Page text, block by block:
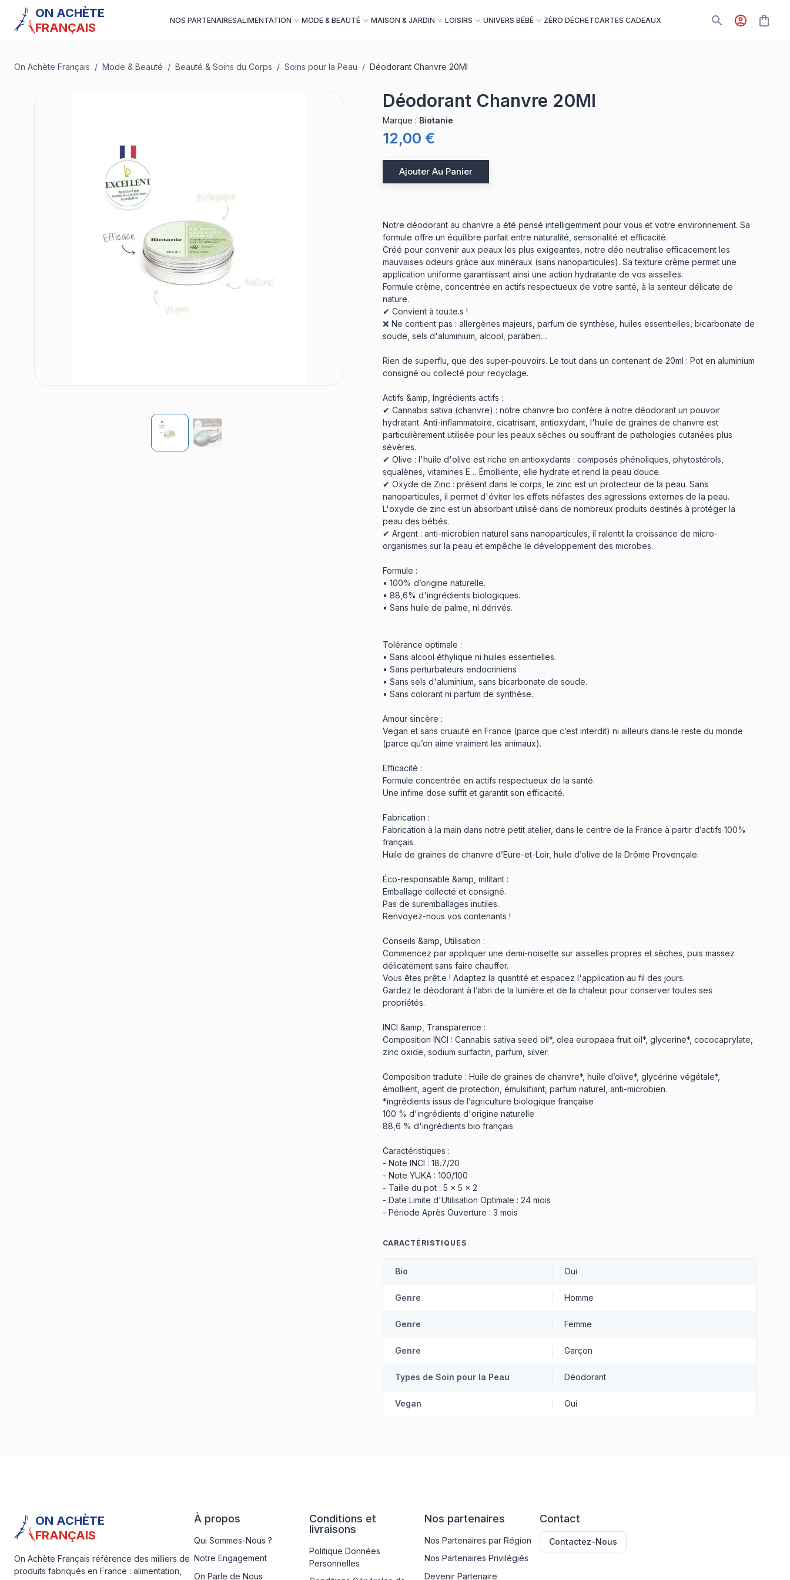
ON ACHÈTE
FRANÇAIS
NOS PARTENAIRESALIMENTATION MODE & BEAUTÉ MAISON & JARDIN LOISIRS UNIVERS BÉBÉ ZÉRO DÉCHETCARTES CADEAUX
On Achète Français / Mode & Beauté / Beauté & Soins du Corps / Soins pour la Peau / Déodorant Chanvre 20Ml
Déodorant Chanvre 20Ml
Marque : Biotanie
12,00 €
Ajouter Au Panier
Notre déodorant au chanvre a été pensé intelligemment pour vous et votre environnement. Sa
formule offre un équilibre parfait entre naturalité, sensorialité et efficacité.
Créé pour convenir aux peaux les plus exigeantes, notre déo neutralise efficacement les
mauvaises odeurs grâce aux minéraux (sans nanoparticules). Sa texture crème permet une
application uniforme garantissant ainsi une action hydratante de vos aisselles.
Formule crème, concentrée en actifs respectueux de votre santé, à la senteur délicate de
nature.
✔ Convient à tou.te.s !
❌ Ne contient pas : allergènes majeurs, parfum de synthèse, huiles essentielles, bicarbonate de
soude, sels d'aluminium, alcool, paraben…
Rien de superflu, que des super-pouvoirs. Le tout dans un contenant de 20ml : Pot en aluminium
consigné ou collecté pour recyclage.
Actifs &amp, Ingrédients actifs :
✔ Cannabis sativa (chanvre) : notre chanvre bio confère à notre déodorant un pouvoir
hydratant. Anti-inflammatoire, cicatrisant, antioxydant, l'huile de graines de chanvre est
particulièrement utilisée pour les peaux sèches ou souffrant de pathologies cutanées plus
sévères.
✔ Olive : l'huile d'olive est riche en antioxydants : composés phénoliques, phytostérols,
squalènes, vitamines E… Émolliente, elle hydrate et rend la peau douce.
✔ Oxyde de Zinc : présent dans le corps, le zinc est un protecteur de la peau. Sans
nanoparticules, il permet d'éviter les effets néfastes des agressions externes de la peau.
L'oxyde de zinc est un absorbant utilisé dans de nombreux produits destinés à protéger la
peau des bébés.
✔ Argent : anti-microbien naturel sans nanoparticules, il ralentit la croissance de micro-
organismes sur la peau et empêche le développement des microbes.
Formule :
• 100% d’origine naturelle.
• 88,6% d'ingrédients biologiques.
• Sans huile de palme, ni dérivés.
Tolérance optimale :
• Sans alcool éthylique ni huiles essentielles.
• Sans perturbateurs endocriniens
• Sans sels d'aluminium, sans bicarbonate de soude.
• Sans colorant ni parfum de synthèse.
Amour sincère :
Vegan et sans cruauté en France (parce que c’est interdit) ni ailleurs dans le reste du monde
(parce qu’on aime vraiment les animaux).
Efficacité :
Formule concentrée en actifs respectueux de la santé.
Une infime dose suffit et garantit son efficacité.
Fabrication :
Fabrication à la main dans notre petit atelier, dans le centre de la France à partir d’actifs 100%
français.
Huile de graines de chanvre d’Eure-et-Loir, huile d’olive de la Drôme Provençale.
Éco-responsable &amp, militant :
Emballage collecté et consigné.
Pas de suremballages inutiles.
Renvoyez-nous vos contenants !
Conseils &amp, Utilisation :
Commencez par appliquer une demi-noisette sur aisselles propres et sèches, puis massez
délicatement sans faire chauffer.
Vous êtes prêt.e ! Adaptez la quantité et espacez l'application au fil des jours.
Gardez le déodorant à l’abri de la lumière et de la chaleur pour conserver toutes ses
propriétés.
INCI &amp, Transparence :
Composition INCI : Cannabis sativa seed oil*, olea europaea fruit oil*, glycerine*, cococaprylate,
zinc oxide, sodium surfactin, parfum, silver.
Composition traduite : Huile de graines de chanvre*, huile d’olive*, glycérine végétale*,
émollient, agent de protection, émulsifiant, parfum naturel, anti-microbien.
*ingrédients issus de l’agriculture biologique française
100 % d'ingrédients d'origine naturelle
88,6 % d'ingrédients bio français
Caractéristiques :
- Note INCI : 18.7/20
- Note YUKA : 100/100
- Taille du pot : 5 x 5 x 2
- Date Limite d'Utilisation Optimale : 24 mois
- Période Après Ouverture : 3 mois
CARACTÉRISTIQUES
Bio Oui
Genre Homme
Genre Femme
Genre Garçon
Types de Soin pour la Peau Déodorant
Vegan Oui
ON ACHÈTE
FRANÇAIS
On Achète Français référence des milliers de
produits fabriqués en France : alimentation,
À propos
Qui Sommes-Nous ?
Notre Engagement
On Parle de Nous
Conditions et
livraisons
Politique Données
Personnelles
Nos partenaires
Nos Partenaires par Région
Nos Partenaires Privilégiés
Devenir Partenaire
Contact
Contactez-Nous